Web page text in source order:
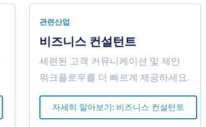
관련산업
비즈니스 컨설턴트
세련된 고객 커뮤니케이션 및 제안
워크플로우를 더 빠르게 제공하세요.
자세히 알아보기: 비즈니스 컨설턴트